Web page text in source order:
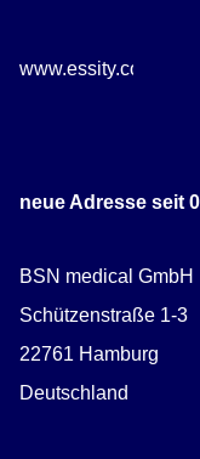
www.essity.com/
neue Adresse seit
BSN medical GmbH
Schützenstraße 1-3
22761 Hamburg
Deutschland